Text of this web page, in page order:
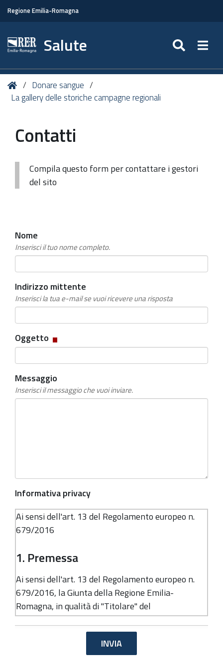
Regione Emilia-Romagna
Salute
Tu
sei
HomeDonare sangue
La gallery delle storiche campagne regionali
Contatti
Compila questo form per contattare i gestori
del sito
Nome
Inserisci il tuo nome completo.
Indirizzo mittente
Inserisci la tua e-mail se vuoi ricevere una risposta
Oggetto Campo
obbligatorio
Messaggio
Inserisci il messaggio che vuoi inviare.
Informativa privacy
Ai sensi dell'art. 13 del Regolamento europeo n.
679/2016
1. Premessa
Ai sensi dell'art. 13 del Regolamento europeo n.
679/2016, la Giunta della Regione Emilia-
Romagna, in qualità di "Titolare" del
trattamento, è tenuta a fornirle informazioni in
merito all'utilizzo dei suoi dati personali.
2. Identità e dati di contatto del